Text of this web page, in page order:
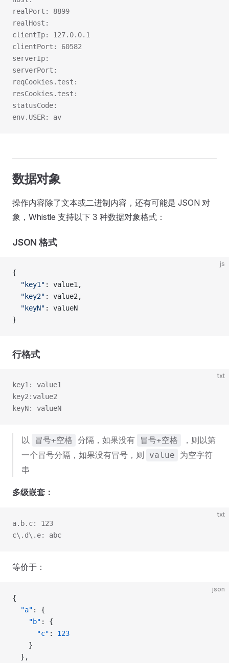
realPort: 8899
realHost:
clientIp: 127.0.0.1
clientPort: 60582
serverIp:
serverPort:
reqCookies.test:
resCookies.test:
statusCode:
env.USER: av
数据对象
操作内容除了文本或二进制内容，还有可能是 JSON 对
象，Whistle 支持以下 3 种数据对象格式：
JSON 格式
js
{
  "key1"
: value1,
  "key2"
: value2,
  "keyN"
: valueN
}
行格式
txt
key1: value1
key2:value2
keyN: valueN
以 冒号+空格 分隔，如果没有 冒号+空格
，则以第
一个冒号分隔，如果没有冒号，则
value
为空字符
串
多级嵌套：
txt
a.b.c: 123
c\.d\.e: abc
等价于：
json
{
  "a"
: {
    "b"
: {
      "c"
: 123
    }
  },